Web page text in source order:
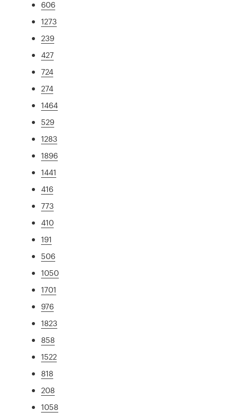
606
1273
239
427
724
274
1464
529
1283
1896
1441
416
773
410
191
506
1050
1701
976
1823
858
1522
818
208
1058